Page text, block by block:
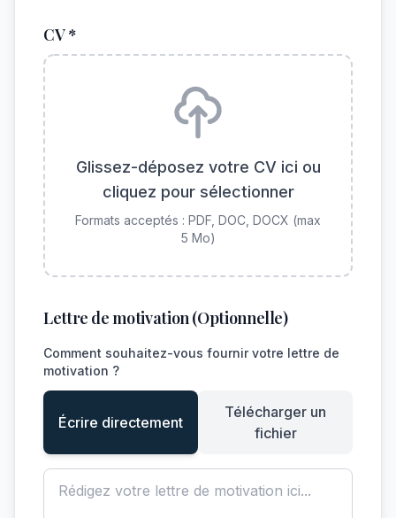
CV *
Glissez-déposez votre CV ici ou
cliquez pour sélectionner
Formats acceptés : PDF, DOC, DOCX (max
5 Mo)
Lettre de motivation (Optionnelle)
Comment souhaitez-vous fournir votre lettre de
motivation ?
Écrire directement
Télécharger un
fichier